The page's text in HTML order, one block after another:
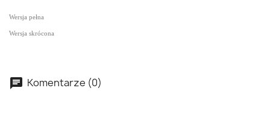
Wersja pełna
Wersja skrócona
Komentarze (0)